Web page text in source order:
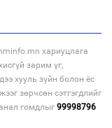
хариуцлага
зарим үг,
хууль зүйн болон ёс
зөрчсөн сэтгэгдлийг
гомдлыг 99998796